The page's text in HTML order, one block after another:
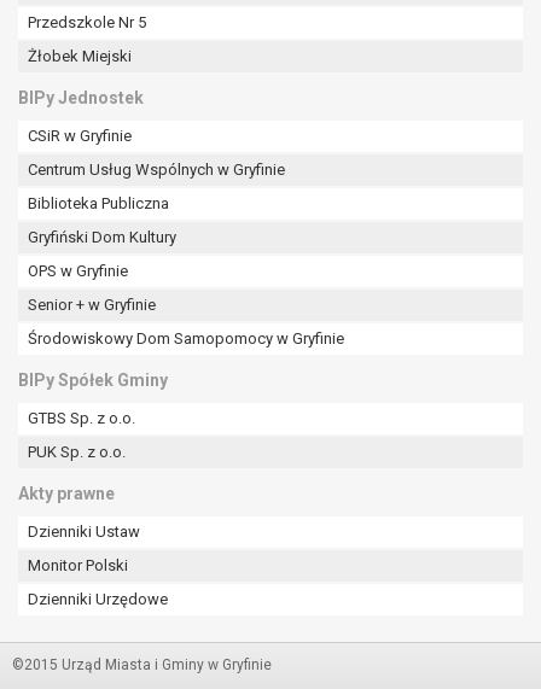
Przedszkole Nr 5
Żłobek Miejski
BIPy Jednostek
CSiR w Gryfinie
Centrum Usług Wspólnych w Gryfinie
Biblioteka Publiczna
Gryfiński Dom Kultury
OPS w Gryfinie
Senior + w Gryfinie
Środowiskowy Dom Samopomocy w Gryfinie
BIPy Spółek Gminy
GTBS Sp. z o.o.
PUK Sp. z o.o.
Akty prawne
Dzienniki Ustaw
Monitor Polski
Dzienniki Urzędowe
©2015 Urząd Miasta i Gminy w Gryfinie